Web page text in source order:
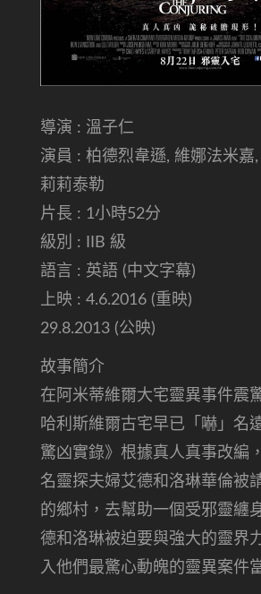
導演 : 溫子仁
演員 : 柏德烈韋遜, 維娜法米嘉
莉莉泰勒
片長 : 1小時52分
級別 : IIB 級
語言 : 英語 (中文字幕)
上映 : 4.6.2016 (重映)
29.8.2013 (公映)
故事簡介
在阿米蒂維爾大宅靈異事件震
哈利斯維爾古宅早已「嚇」名
驚凶實錄》根據真人真事改編
名靈探夫婦艾德和洛琳華倫被
的鄉村，去幫助一個受邪靈纏
德和洛琳被迫要與強大的靈界
入他們最驚心動魄的靈異案件